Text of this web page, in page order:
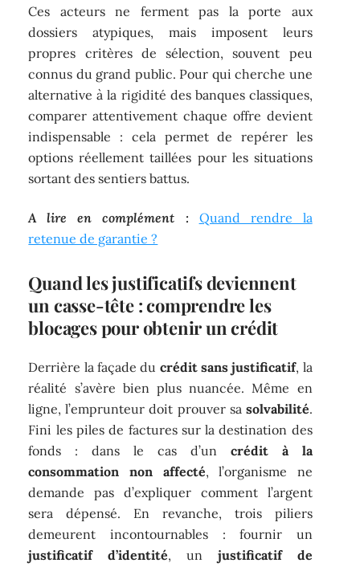
Ces acteurs ne ferment pas la porte aux
dossiers atypiques, mais imposent leurs
propres critères de sélection, souvent peu
connus du grand public. Pour qui cherche une
alternative à la rigidité des banques classiques,
comparer attentivement chaque offre devient
indispensable : cela permet de repérer les
options réellement taillées pour les situations
sortant des sentiers battus.
A lire en complément :
Quand rendre la
retenue de garantie ?
Quand les justificatifs deviennent
un casse-tête : comprendre les
blocages pour obtenir un crédit
Derrière la façade du crédit sans justificatif, la
réalité s’avère bien plus nuancée. Même en
ligne, l’emprunteur doit prouver sa solvabilité.
Fini les piles de factures sur la destination des
fonds : dans le cas d’un crédit à la
consommation non affecté, l’organisme ne
demande pas d’expliquer comment l’argent
sera dépensé. En revanche, trois piliers
demeurent incontournables : fournir un
justificatif d’identité, un justificatif de